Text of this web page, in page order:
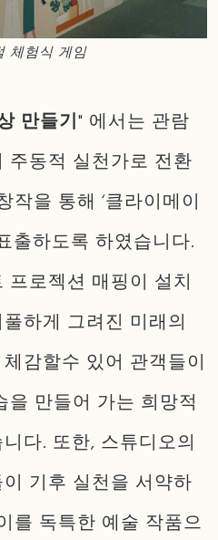
체험식 게임
만들기" 에서는 관람
주동적 실천가로 전환
을 통해 ‘클라이메이
출하도록 하였습니다.
로젝션 매핑이 설치
하게 그려진 미래의
감할수 있어 관객들이
만들어 가는 희망적
다. 또한, 스튜디오의
기후 실천을 서약하
를 독특한 예술 작품으